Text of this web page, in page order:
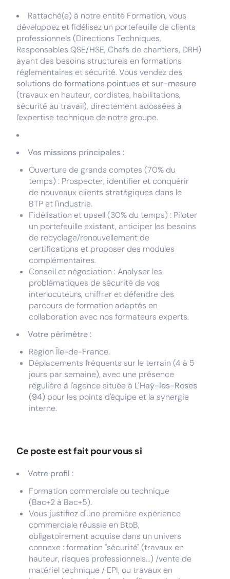
Rattaché(e) à notre entité Formation, vous
développez et fidélisez un portefeuille de clients
professionnels (Directions Techniques,
Responsables QSE/HSE, Chefs de chantiers, DRH)
ayant des besoins structurels en formations
réglementaires et sécurité. Vous vendez des
solutions de formations pointues et sur-mesure
(travaux en hauteur, cordistes, habilitations,
sécurité au travail), directement adossées à
l'expertise technique de notre groupe.
Vos missions principales :
Ouverture de grands comptes (70% du
temps) : Prospecter, identifier et conquérir
de nouveaux clients stratégiques dans le
BTP et l'industrie.
Fidélisation et upsell (30% du temps) : Piloter
un portefeuille existant, anticiper les besoins
de recyclage/renouvellement de
certifications et proposer des modules
complémentaires.
Conseil et négociation : Analyser les
problématiques de sécurité de vos
interlocuteurs, chiffrer et défendre des
parcours de formation adaptés en
collaboration avec nos formateurs experts.
Votre périmètre :
Région Île-de-France.
Déplacements fréquents sur le terrain (4 à 5
jours par semaine), avec une présence
régulière à l'agence située à L'Haÿ-les-Roses
(94) pour les points d'équipe et la synergie
interne.
Ce poste est fait pour vous si
Votre profil :
Formation commerciale ou technique
(Bac+2 à Bac+5).
Vous justifiez d'une première expérience
commerciale réussie en BtoB,
obligatoirement acquise dans un univers
connexe : formation "sécurité" (travaux en
hauteur, risques professionnels...) /vente de
matériel technique / EPI, ou travaux en